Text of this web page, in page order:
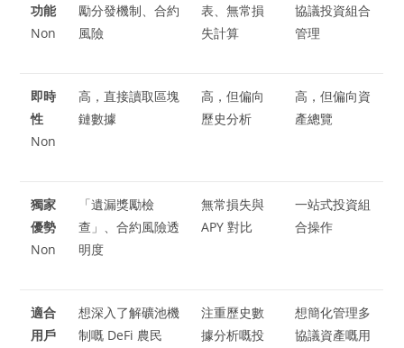
功能
Non
勵分發機制、合約
風險
表、無常損
失計算
協議投資組合
管理
即時
性
Non
高，直接讀取區塊
鏈數據
高，但偏向
歷史分析
高，但偏向資
產總覽
獨家
優勢
Non
「遺漏獎勵檢
查」、合約風險透
明度
無常損失與
APY 對比
一站式投資組
合操作
適合
用戶
想深入了解礦池機
制嘅 DeFi 農民
注重歷史數
據分析嘅投
想簡化管理多
協議資產嘅用